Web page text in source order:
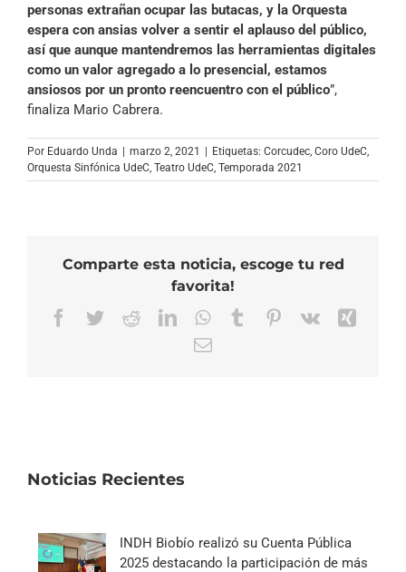
personas extrañan ocupar las butacas, y la Orquesta
espera con ansias volver a sentir el aplauso del público,
así que aunque mantendremos las herramientas digitales
como un valor agregado a lo presencial, estamos
ansiosos por un pronto reencuentro con el público”,
finaliza Mario Cabrera.
Por Eduardo Unda | marzo 2, 2021 | Etiquetas: Corcudec, Coro UdeC,
Orquesta Sinfónica UdeC, Teatro UdeC, Temporada 2021
Comparte esta noticia, escoge tu red
favorita!
Facebook
TwitterRedditLinkedInWhatsApp
TumblrPinterest
Vk
Xing
Correo
Noticias Recientes
INDH Biobío realizó su Cuenta Pública
2025 destacando la participación de más